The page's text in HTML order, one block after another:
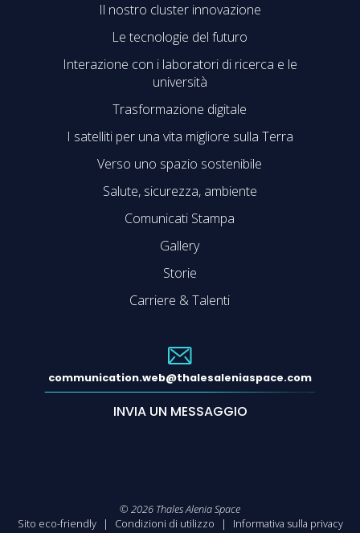
Il nostro cluster innovazione
Le tecnologie del futuro
Interazione con i laboratori di ricerca e le
università
Trasformazione digitale
I satelliti per una vita migliore sulla Terra
Verso uno spazio sostenibile
Salute, sicurezza, ambiente
Comunicati Stampa
Gallery
Storie
Carriere & Talenti
communication.web@thalesaleniaspace.com
INVIA UN MESSAGGIO
© 2026 Thales Alenia Space
Sito eco-friendly
Condizioni di utilizzo Informativa sulla privacy